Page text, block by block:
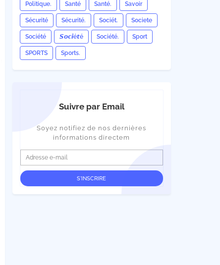
Politique. Santé Santé. Savoir
Sécurité Sécurité. Sociét. Societe
Société 𝙎𝙤𝙘𝙞é𝙩é Société. Sport
SPORTS Sports.
Suivre par Email
Soyez notifiez de nos dernières
informations directem